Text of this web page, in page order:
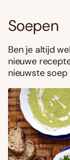
Soepen
Ben je altijd
nieuwe
nieuwste